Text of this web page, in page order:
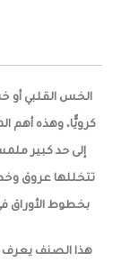
الخس القلبي أو
كرويًّا، وهذه أهم
إلى حد كبير
تتخللها عروق
بخطوط الأوراق
هذا الصنف يعرف